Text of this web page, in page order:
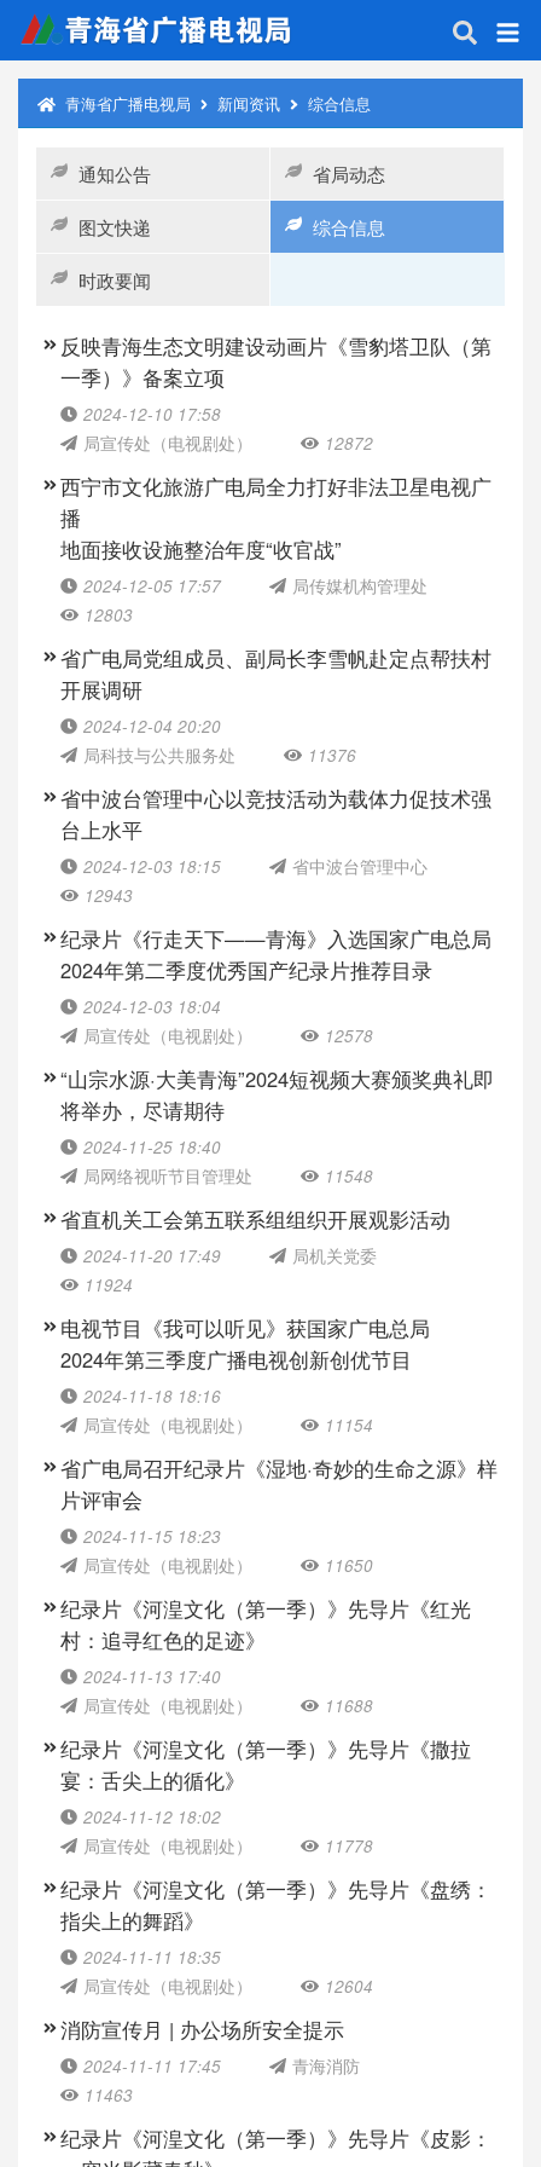
青海省广播电视局 新闻资讯 综合信息
通知公告 省局动态
图文快递 综合信息
时政要闻
反映青海生态文明建设动画片《雪豹塔卫队（第
一季）》备案立项
2024-12-10 17:58
局宣传处（电视剧处）
12872
西宁市文化旅游广电局全力打好非法卫星电视广
播
地面接收设施整治年度“收官战”
2024-12-05 17:57
局传媒机构管理处
12803
省广电局党组成员、副局长李雪帆赴定点帮扶村
开展调研
2024-12-04 20:20
局科技与公共服务处
11376
省中波台管理中心以竞技活动为载体力促技术强
台上水平
2024-12-03 18:15
省中波台管理中心
12943
纪录片《行走天下——青海》入选国家广电总局
2024年第二季度优秀国产纪录片推荐目录
2024-12-03 18:04
局宣传处（电视剧处）
12578
“山宗水源·大美青海”2024短视频大赛颁奖典礼即
将举办，尽请期待
2024-11-25 18:40
局网络视听节目管理处
11548
省直机关工会第五联系组组织开展观影活动
2024-11-20 17:49
局机关党委
11924
电视节目《我可以听见》获国家广电总局
2024年第三季度广播电视创新创优节目
2024-11-18 18:16
局宣传处（电视剧处）
11154
省广电局召开纪录片《湿地·奇妙的生命之源》样
片评审会
2024-11-15 18:23
局宣传处（电视剧处）
11650
纪录片《河湟文化（第一季）》先导片《红光
村：追寻红色的足迹》
2024-11-13 17:40
局宣传处（电视剧处）
11688
纪录片《河湟文化（第一季）》先导片《撒拉
宴：舌尖上的循化》
2024-11-12 18:02
局宣传处（电视剧处）
11778
纪录片《河湟文化（第一季）》先导片《盘绣：
指尖上的舞蹈》
2024-11-11 18:35
局宣传处（电视剧处）
12604
消防宣传月 | 办公场所安全提示
2024-11-11 17:45
青海消防
11463
纪录片《河湟文化（第一季）》先导片《皮影：